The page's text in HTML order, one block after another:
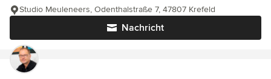
Nachricht
Studio Meuleneers, Odenthalstraße 7, 47807 Krefeld